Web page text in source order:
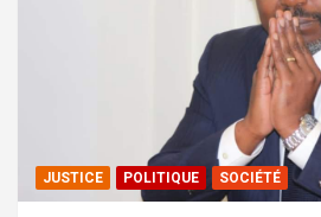
JUSTICE POLITIQUE SOCIÉTÉ